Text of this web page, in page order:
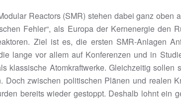
Reactors (SMR) stehen dabei ganz oben
Fehler“, als Europa der Kernenergie den
Ziel ist es, die ersten SMR-Anlagen
lange vor allem auf Konferenzen und in
klassische Atomkraftwerke. Gleichzeitig sollen
Doch zwischen politischen Plänen und realen
bereits wieder gestoppt. Deshalb lohnt ein